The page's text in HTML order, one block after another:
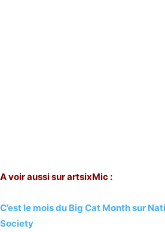
A voir aussi sur artsixMic :
C’est le mois du Big Cat Month sur
Society